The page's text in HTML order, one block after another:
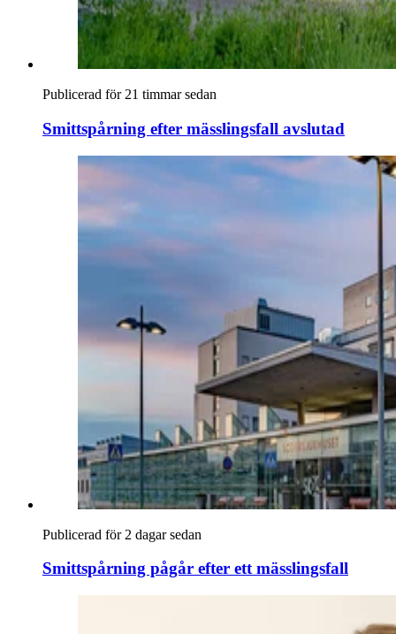
Publicerad för 21 timmar sedan
Smittspårning efter mässlingsfall avslutad
Publicerad för 2 dagar sedan
Smittspårning pågår efter ett mässlingsfall